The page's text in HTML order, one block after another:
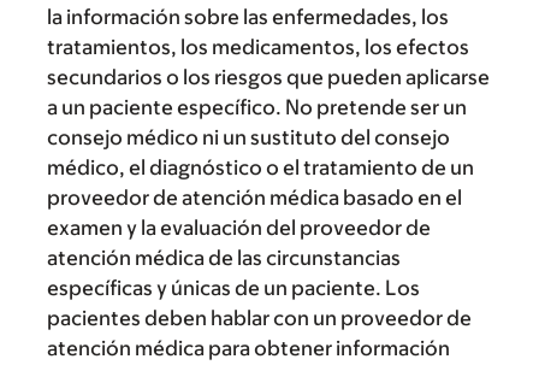
la información sobre las enfermedades, los
tratamientos, los medicamentos, los efectos
secundarios o los riesgos que pueden aplicarse
a un paciente específico. No pretende ser un
consejo médico ni un sustituto del consejo
médico, el diagnóstico o el tratamiento de un
proveedor de atención médica basado en el
examen y la evaluación del proveedor de
atención médica de las circunstancias
específicas y únicas de un paciente. Los
pacientes deben hablar con un proveedor de
atención médica para obtener información